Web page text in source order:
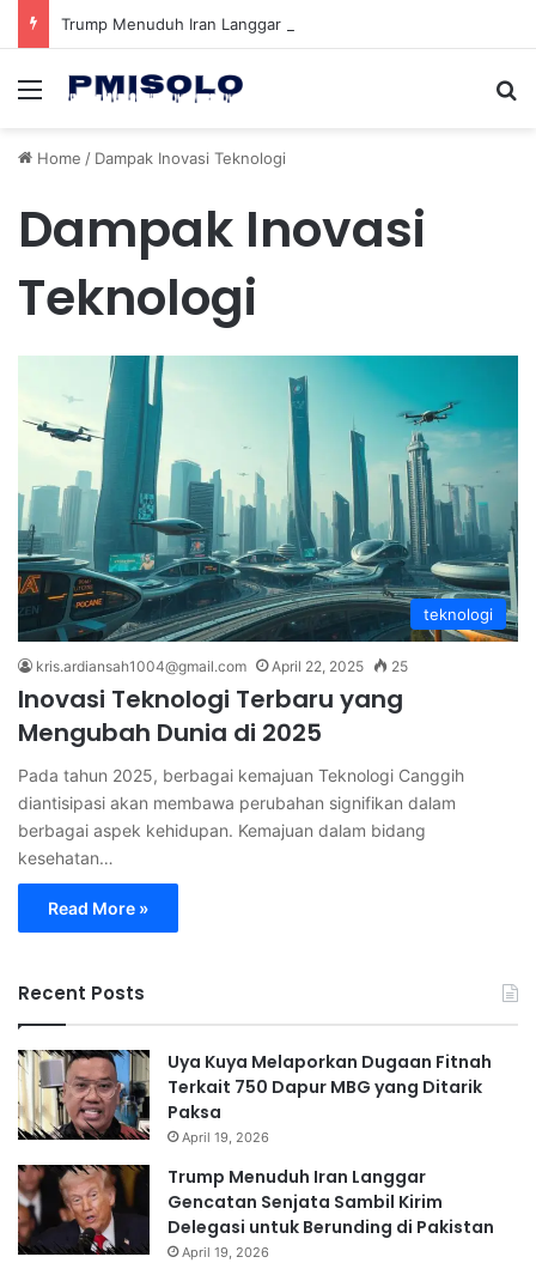
Menu
Home / Dampak Inovasi Teknologi
Dampak Inovasi
Teknologi
teknologi
kris.ardiansah1004@gmail.com April 22, 2025 25
Inovasi Teknologi Terbaru yang
Mengubah Dunia di 2025
Pada tahun 2025, berbagai kemajuan Teknologi Canggih
diantisipasi akan membawa perubahan signifikan dalam
berbagai aspek kehidupan. Kemajuan dalam bidang
kesehatan…
Read More »
Recent Posts
Uya Kuya Melaporkan Dugaan Fitnah
Terkait 750 Dapur MBG yang Ditarik
Paksa
April 19, 2026
Trump Menuduh Iran Langgar
Gencatan Senjata Sambil Kirim
Delegasi untuk Berunding di Pakistan
April 19, 2026